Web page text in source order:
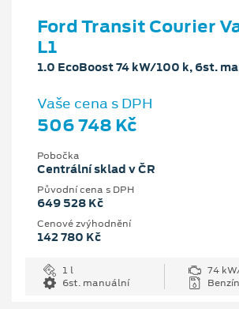
Ford Transit Courier
L1
1.0 EcoBoost 74 kW/100 k, 6st.
Vaše cena s DPH
506 748 Kč
Pobočka
Centrální sklad v ČR
Původní cena s DPH
649 528 Kč
Cenové zvýhodnění
142 780 Kč
1 l
74
6st. manuální
Benzín